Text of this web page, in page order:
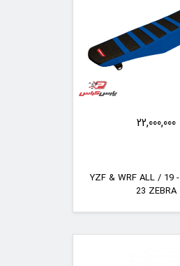
22,000,000
روکش زین YZF & WRF ALL / 19 -
23 ZEBRA